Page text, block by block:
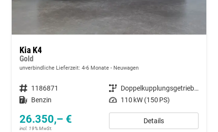
Kia K4
Gold
unverbindliche Lieferzeit: 4-6 Monate Neuwagen
Fahrzeugnummer 1186871 Getriebe
Doppelkupplungsgetriebe (DSG)
Kraftstoff Benzin Leistung 110 kW (150 PS)
26.350,– €
incl. 19% MwSt.
Details